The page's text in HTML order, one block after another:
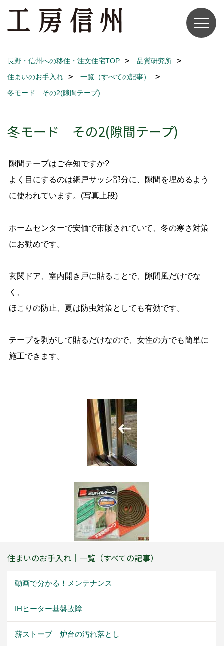
長野・信州への移住・注文住宅TOP
品質研究所
住まいのお手入れ
一覧（すべての記事）
冬モード その2(隙間テープ)
冬モード その2(隙間テープ)
隙間テープはご存知ですか?
よく目にするのは網戸サッシ部分に、隙間を埋めるよう
に使われています。(写真上段)
ホームセンターで安価で市販されていて、冬の寒さ対策
にお勧めです。
玄関ドア、室内開き戸に貼ることで、隙間風だけでな
く、
ほこりの防止、夏は防虫対策としても有効です。
テープを剥がして貼るだけなので、女性の方でも簡単に
施工できます。
住まいのお手入れ｜一覧（すべての記事）
動画で分かる！メンテナンス
IHヒーター基盤故障
薪ストーブ 炉台の汚れ落とし